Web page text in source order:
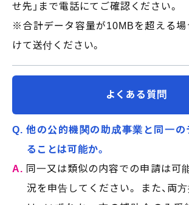
せ先」まで電話にてご確認ください。
※合計データ容量が10MBを超える場
けて送付ください。
よくある質問
Q. 他の公的機関の助成事業と同一の
ることは可能か。
A. 同一又は類似の内容での申請は可
況を申告してください。 また、両